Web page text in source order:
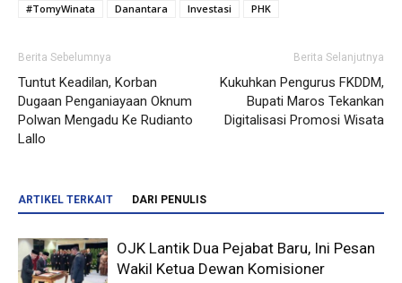
#TomyWinata
Danantara Investasi PHK
Berita Sebelumnya
Tuntut Keadilan, Korban
Dugaan Penganiayaan Oknum
Polwan Mengadu Ke Rudianto
Lallo
Berita Selanjutnya
Kukuhkan Pengurus FKDDM,
Bupati Maros Tekankan
Digitalisasi Promosi Wisata
ARTIKEL TERKAIT DARI PENULIS
OJK Lantik Dua Pejabat Baru, Ini Pesan
Wakil Ketua Dewan Komisioner